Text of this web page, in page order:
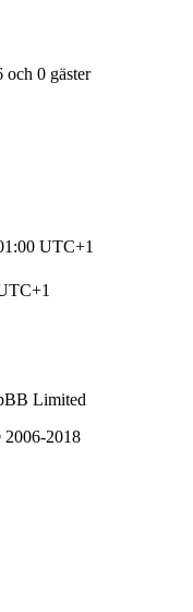
och 0 gäster
UTC+1
Limited
2018